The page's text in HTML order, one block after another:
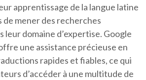
apprentissage de la langue latine
mener des recherches
leur domaine d’expertise. Google
une assistance précieuse en
rapides et fiables, ce qui
d’accéder à une multitude de